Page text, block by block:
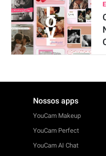
Nossos apps
YouCam Makeup
YouCam Perfect
YouCam AI Chat